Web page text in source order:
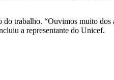
trabalho. “Ouvimos muito dos
a representante do Unicef.